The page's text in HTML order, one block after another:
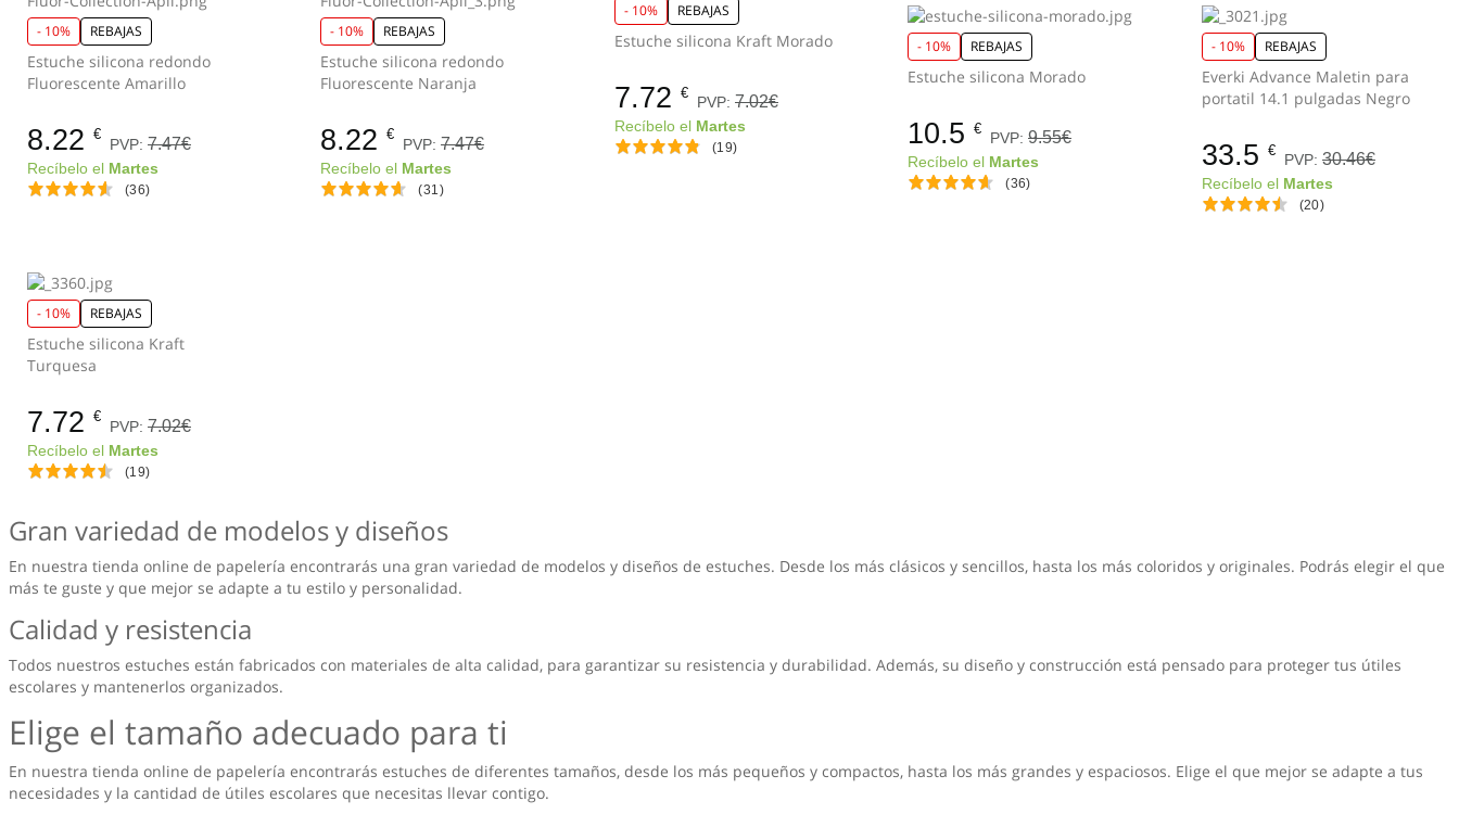
- 10% REBAJAS
Estuche silicona redondo
Fluorescente Amarillo
8.22 €
PVP: 7.47€
Recíbelo el Martes
(36)
- 10% REBAJAS
Estuche silicona redondo
Fluorescente Naranja
8.22 €
PVP:7.47€
Recíbelo el Martes
(31)
- 10% REBAJAS
Estuche silicona Kraft Morado
7.72 €
PVP: 7.02€
Recíbelo el Martes
(19)
- 10% REBAJAS
Estuche silicona Morado
10.5 €
PVP:9.55€
Recíbelo el Martes
(36)
- 10% REBAJAS
Everki Advance Maletin para
portatil 14.1 pulgadas Negro
33.5 €
PVP: 30.46€
Recíbelo el Martes
(20)
- 10% REBAJAS
Estuche silicona Kraft
Turquesa
7.72 €
PVP: 7.02€
Recíbelo el Martes
(19)
Gran variedad de modelos y diseños
En nuestra tienda online de papelería encontrarás una gran variedad de modelos y diseños de estuches. Desde los más clásicos y sencillos, hasta los más coloridos y originales. Podrás elegir el que
más te guste y que mejor se adapte a tu estilo y personalidad.
Calidad y resistencia
Todos nuestros estuches están fabricados con materiales de alta calidad, para garantizar su resistencia y durabilidad. Además, su diseño y construcción está pensado para proteger tus útiles
escolares y mantenerlos organizados.
Elige el tamaño adecuado para ti
En nuestra tienda online de papelería encontrarás estuches de diferentes tamaños, desde los más pequeños y compactos, hasta los más grandes y espaciosos. Elige el que mejor se adapte a tus
necesidades y la cantidad de útiles escolares que necesitas llevar contigo.